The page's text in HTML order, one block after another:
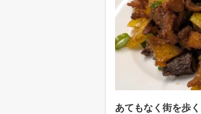
あてもなく街を歩く